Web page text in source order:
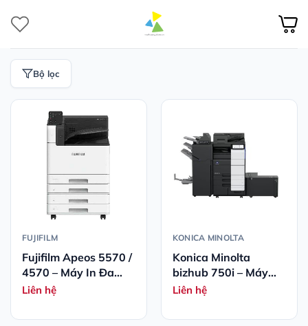
qua
dung
Bộ lọc
FUJIFILM
Fujifilm Apeos 5570 /
4570 – Máy In Đa
Chức Năng Đen
Liên hệ
KONICA MINOLTA
Konica Minolta
bizhub 750i – Máy
Photocopy Đa Năng
Cao
Liên hệ